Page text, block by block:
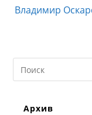
Владимир
Search
this
Архив